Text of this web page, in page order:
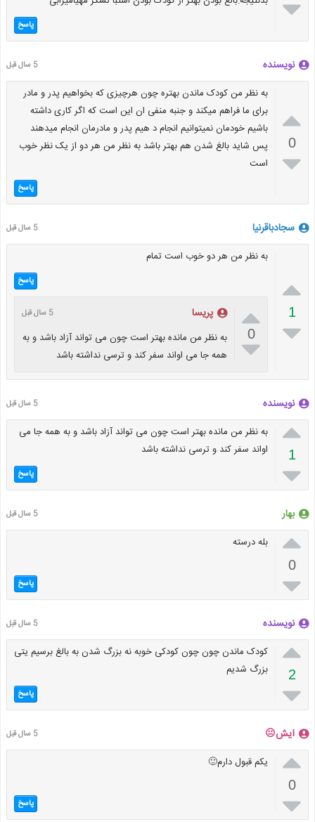

پاسخ
نویسنده 5 سال قبل

0

به نظر من کودک ماندن بهتره چون هرچیزی که بخواهیم پدر و مادر
برای ما فراهم میکند و جنبه منفی ان این است که اگر کاری داشته
باشیم خودمان نمیتوانیم انجام د هیم پدر و مادرمان انجام میدهند
پس شاید بالغ شدن هم بهتر باشد به نظر من هر دو از یک نظر خوب
است
پاسخ
سجادباقرنیا 5 سال قبل

1

به نظر من هر دو خوب است تمام
پاسخ

0

پریسا 5 سال قبل
به نظر من مانده بهتر است چون می تواند آزاد باشد و به
همه جا می اواند سفر کند و ترسی نداشته باشد
نویسنده 5 سال قبل

1

به نظر من مانده بهتر است چون می تواند آزاد باشد و به همه جا می
اواند سفر کند و ترسی نداشته باشد
پاسخ
بهار 5 سال قبل

0

بله درسته
پاسخ
نویسنده 5 سال قبل

2

کودک ماندن چون چون کودکی خوبه نه بزرگ شدن به بالغ برسیم یتی
بزرگ شدیم
پاسخ
ایش😐 5 سال قبل

0

یکم قبول دارم🙂
پاسخ